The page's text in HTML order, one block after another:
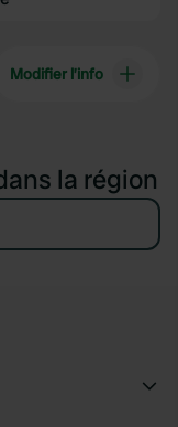
Modifier l’info
la région